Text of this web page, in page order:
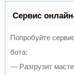
Сервис
Попробуйте
бота:
— Разгрузит